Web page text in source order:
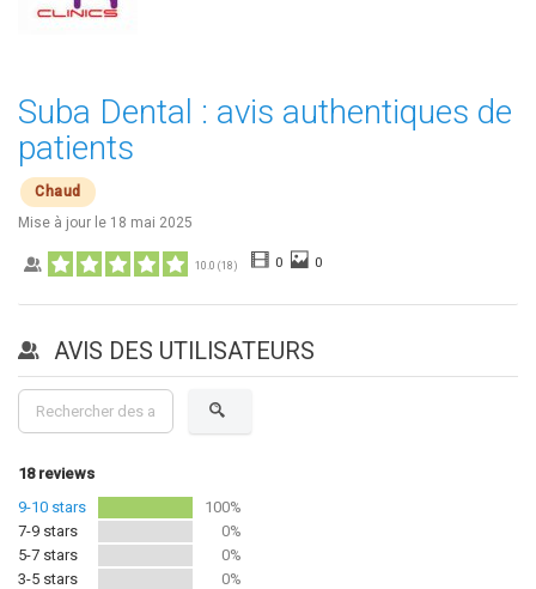
Suba Dental : avis authentiques de
patients
Chaud
Mise à jour le 18 mai 2025
10.0 (18 ) 0 0
AVIS DES UTILISATEURS
18reviews
9-10 stars
100%
7-9 stars
0%
5-7 stars
0%
3-5 stars
0%